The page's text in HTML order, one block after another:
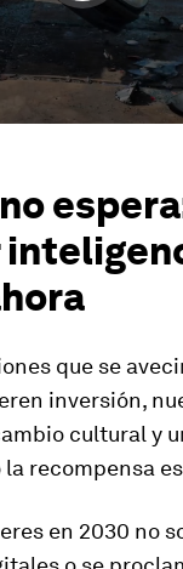
que se
inversión,
cultural y
recompensa
en 2030 no